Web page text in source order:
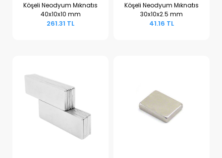
Sepete Ekle
Köşeli Neodyum Mıknatıs
40x10x10 mm
261.31 TL
Sepete Ekle
Köşeli Neodyum Mıknatıs
30x10x2.5 mm
41.16 TL